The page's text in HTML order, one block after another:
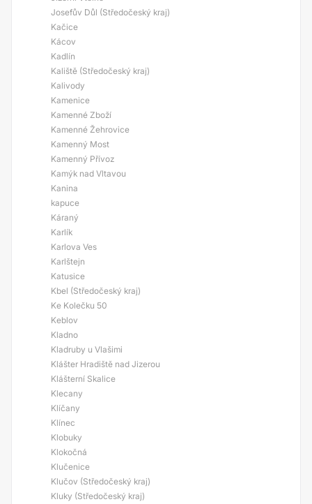
Josefův Důl (Středočeský kraj)
Kačice
Kácov
Kadlín
Kaliště (Středočeský kraj)
Kalivody
Kamenice
Kamenné Zboží
Kamenné Žehrovice
Kamenný Most
Kamenný Přívoz
Kamýk nad Vltavou
Kanina
kapuce
Káraný
Karlík
Karlova Ves
Karlštejn
Katusice
Kbel (Středočeský kraj)
Ke Kolečku 50
Keblov
Kladno
Kladruby u Vlašimi
Klášter Hradiště nad Jizerou
Klášterní Skalice
Klecany
Klíčany
Klínec
Klobuky
Klokočná
Klučenice
Klučov (Středočeský kraj)
Kluky (Středočeský kraj)